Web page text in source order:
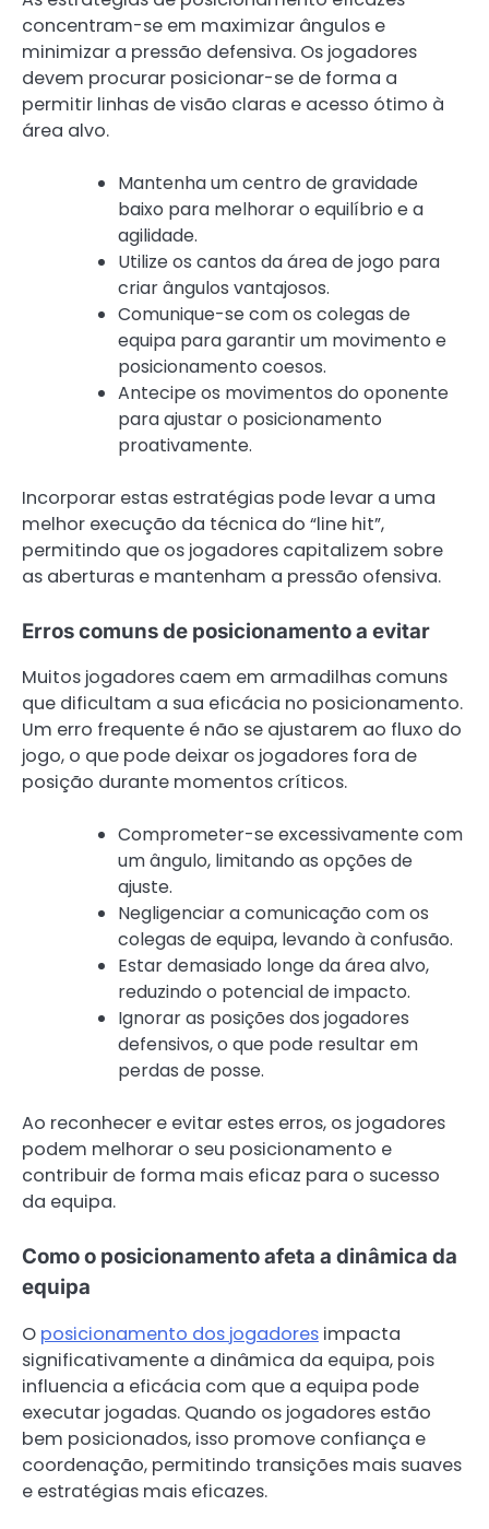
concentram-se em maximizar ângulos e
minimizar a pressão defensiva. Os jogadores
devem procurar posicionar-se de forma a
permitir linhas de visão claras e acesso ótimo à
área alvo.
Mantenha um centro de gravidade
baixo para melhorar o equilíbrio e a
agilidade.
Utilize os cantos da área de jogo para
criar ângulos vantajosos.
Comunique-se com os colegas de
equipa para garantir um movimento e
posicionamento coesos.
Antecipe os movimentos do oponente
para ajustar o posicionamento
proativamente.
Incorporar estas estratégias pode levar a uma
melhor execução da técnica do “line hit”,
permitindo que os jogadores capitalizem sobre
as aberturas e mantenham a pressão ofensiva.
Erros comuns de posicionamento a evitar
Muitos jogadores caem em armadilhas comuns
que dificultam a sua eficácia no posicionamento.
Um erro frequente é não se ajustarem ao fluxo do
jogo, o que pode deixar os jogadores fora de
posição durante momentos críticos.
Comprometer-se excessivamente com
um ângulo, limitando as opções de
ajuste.
Negligenciar a comunicação com os
colegas de equipa, levando à confusão.
Estar demasiado longe da área alvo,
reduzindo o potencial de impacto.
Ignorar as posições dos jogadores
defensivos, o que pode resultar em
perdas de posse.
Ao reconhecer e evitar estes erros, os jogadores
podem melhorar o seu posicionamento e
contribuir de forma mais eficaz para o sucesso
da equipa.
Como o posicionamento afeta a dinâmica da
equipa
O posicionamento dos jogadores impacta
significativamente a dinâmica da equipa, pois
influencia a eficácia com que a equipa pode
executar jogadas. Quando os jogadores estão
bem posicionados, isso promove confiança e
coordenação, permitindo transições mais suaves
e estratégias mais eficazes.